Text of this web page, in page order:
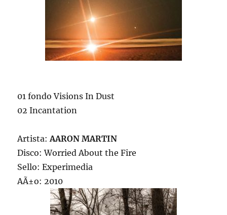
01 fondo Visions In Dust
02 Incantation
Artista:AARON MARTIN
Disco: Worried About the Fire
Sello: Experimedia
AÃ±o: 2010